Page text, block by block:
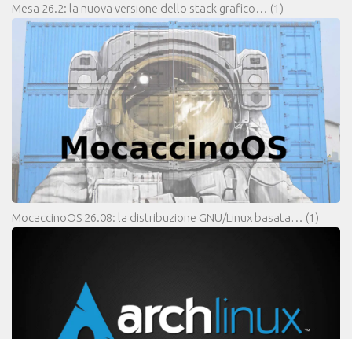
Mesa 26.2: la nuova versione dello stack grafico… (1)
MocaccinoOS 26.08: la distribuzione GNU/Linux basata… (1)